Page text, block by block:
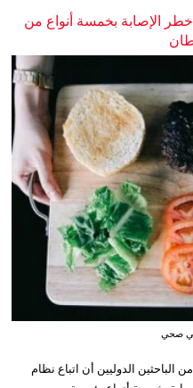
خطر الإصابة بخمسة أنواع من
صحي
الدوليين أن اتباع نظام